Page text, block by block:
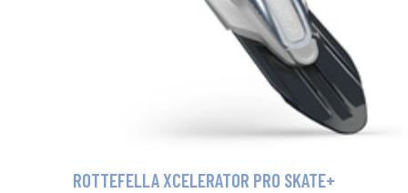
ROTTEFELLA XCELERATOR PRO SKATE+